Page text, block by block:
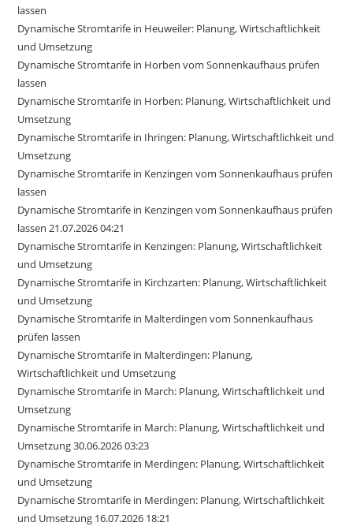
lassen
Dynamische Stromtarife in Heuweiler: Planung, Wirtschaftlichkeit
und Umsetzung
Dynamische Stromtarife in Horben vom Sonnenkaufhaus prüfen
lassen
Dynamische Stromtarife in Horben: Planung, Wirtschaftlichkeit und
Umsetzung
Dynamische Stromtarife in Ihringen: Planung, Wirtschaftlichkeit und
Umsetzung
Dynamische Stromtarife in Kenzingen vom Sonnenkaufhaus prüfen
lassen
Dynamische Stromtarife in Kenzingen vom Sonnenkaufhaus prüfen
lassen 21.07.2026 04:21
Dynamische Stromtarife in Kenzingen: Planung, Wirtschaftlichkeit
und Umsetzung
Dynamische Stromtarife in Kirchzarten: Planung, Wirtschaftlichkeit
und Umsetzung
Dynamische Stromtarife in Malterdingen vom Sonnenkaufhaus
prüfen lassen
Dynamische Stromtarife in Malterdingen: Planung,
Wirtschaftlichkeit und Umsetzung
Dynamische Stromtarife in March: Planung, Wirtschaftlichkeit und
Umsetzung
Dynamische Stromtarife in March: Planung, Wirtschaftlichkeit und
Umsetzung 30.06.2026 03:23
Dynamische Stromtarife in Merdingen: Planung, Wirtschaftlichkeit
und Umsetzung
Dynamische Stromtarife in Merdingen: Planung, Wirtschaftlichkeit
und Umsetzung 16.07.2026 18:21